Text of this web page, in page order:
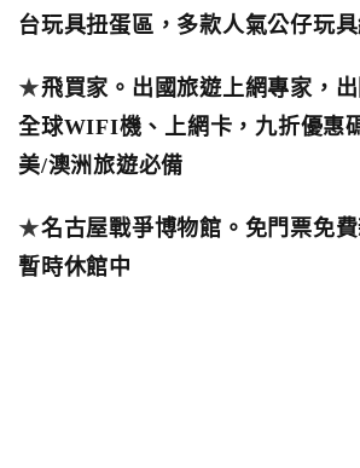
台玩具扭蛋區，多款人氣公仔玩
★飛買家。出國旅遊上網專家，
全球WIFI機、上網卡，九折優惠
美/澳洲旅遊必備
★名古屋戰爭博物館。免門票免
暫時休館中